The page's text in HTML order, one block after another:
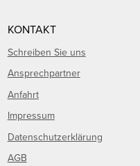
KONTAKT
Schreiben Sie uns
Ansprechpartner
Anfahrt
Impressum
Datenschutzerklärung
AGB